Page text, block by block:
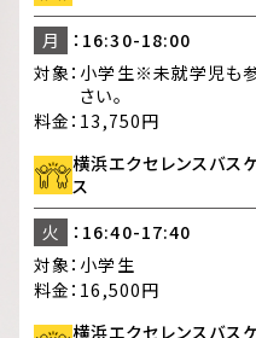
月
：16:30-18:00
対象： 小学生※未就学児も
さい。
料金： 13,750円
横浜エクセレンスバス
ス
火
：16:40-17:40
対象： 小学生
料金： 16,500円
横浜エクセレンスバス